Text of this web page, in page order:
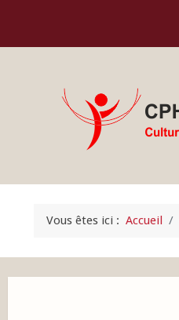
Vous êtes ici : Accueil